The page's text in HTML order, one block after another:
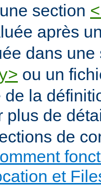
section
après
dans une
ou un
de la
plus de
de
et